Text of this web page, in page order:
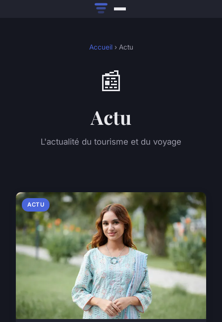
Accueil› Actu
📰
Actu
L'actualité du tourisme et du voyage
ACTU